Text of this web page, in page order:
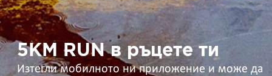
RUN
в
ръцете
ти 5KM RUN в ръцете ти
Изтегли мобилното ни приложение и може да